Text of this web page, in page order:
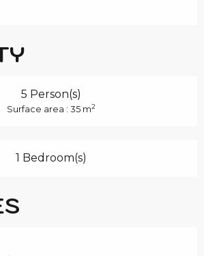
5 Person(s)
Surface area : 35 m2
1 Bedroom(s)